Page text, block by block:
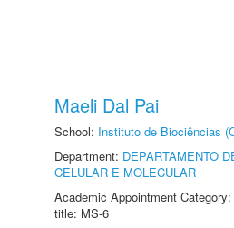
Maeli Dal Pai
School: Instituto de Biociências
Department: DEPARTAMENTO
CELULAR E MOLECULAR
Academic Appointment
title: MS-6